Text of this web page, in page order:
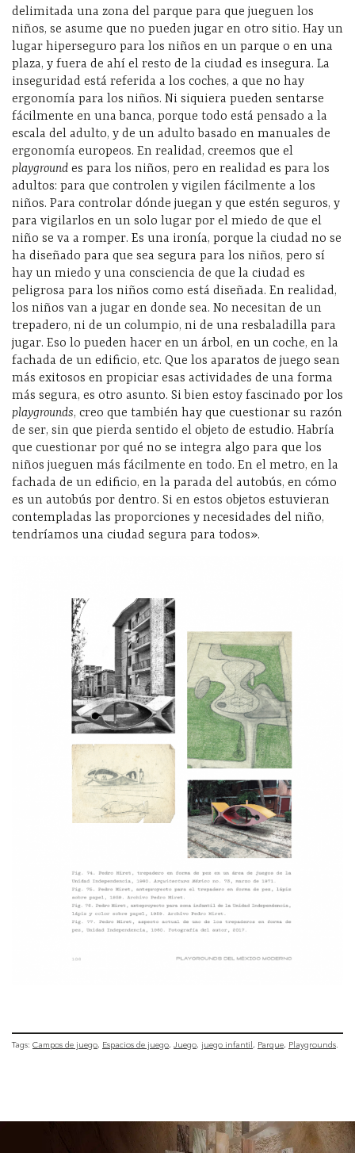
delimitada una zona del parque para que jueguen los
niños, se asume que no pueden jugar en otro sitio. Hay un
lugar hiperseguro para los niños en un parque o en una
plaza, y fuera de ahí el resto de la ciudad es insegura. La
inseguridad está referida a los coches, a que no hay
ergonomía para los niños. Ni siquiera pueden sentarse
fácilmente en una banca, porque todo está pensado a la
escala del adulto, y de un adulto basado en manuales de
ergonomía europeos. En realidad, creemos que el
playground es para los niños, pero en realidad es para los
adultos: para que controlen y vigilen fácilmente a los
niños. Para controlar dónde juegan y que estén seguros, y
para vigilarlos en un solo lugar por el miedo de que el
niño se va a romper. Es una ironía, porque la ciudad no se
ha diseñado para que sea segura para los niños, pero sí
hay un miedo y una consciencia de que la ciudad es
peligrosa para los niños como está diseñada. En realidad,
los niños van a jugar en donde sea. No necesitan de un
trepadero, ni de un columpio, ni de una resbaladilla para
jugar. Eso lo pueden hacer en un árbol, en un coche, en la
fachada de un edificio, etc. Que los aparatos de juego sean
más exitosos en propiciar esas actividades de una forma
más segura, es otro asunto. Si bien estoy fascinado por los
playgrounds, creo que también hay que cuestionar su razón
de ser, sin que pierda sentido el objeto de estudio. Habría
que cuestionar por qué no se integra algo para que los
niños jueguen más fácilmente en todo. En el metro, en la
fachada de un edificio, en la parada del autobús, en cómo
es un autobús por dentro. Si en estos objetos estuvieran
contempladas las proporciones y necesidades del niño,
tendríamos una ciudad segura para todos».
Tags: Campos de juego Espacios de juego Juego juego infantil Parque Playgrounds